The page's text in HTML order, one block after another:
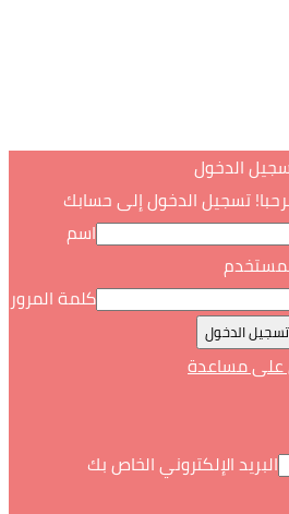
الدخول
تسجيل الدخول إلى حسابك
اسم
كلمة المرور
مساعدة
البريد الإلكتروني الخاص بك